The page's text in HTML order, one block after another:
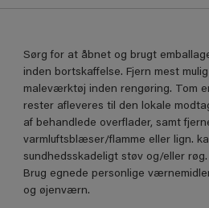
Sørg for at åbnet og brugt
inden bortskaffelse. Fjern mest
maleværktøj inden rengøring. Tom
rester afleveres til den lokale
af behandlede overflader, samt
varmluftsblæser/flamme eller lign.
sundhedsskadeligt støv og/eller
Brug egnede personlige
og øjenværn.